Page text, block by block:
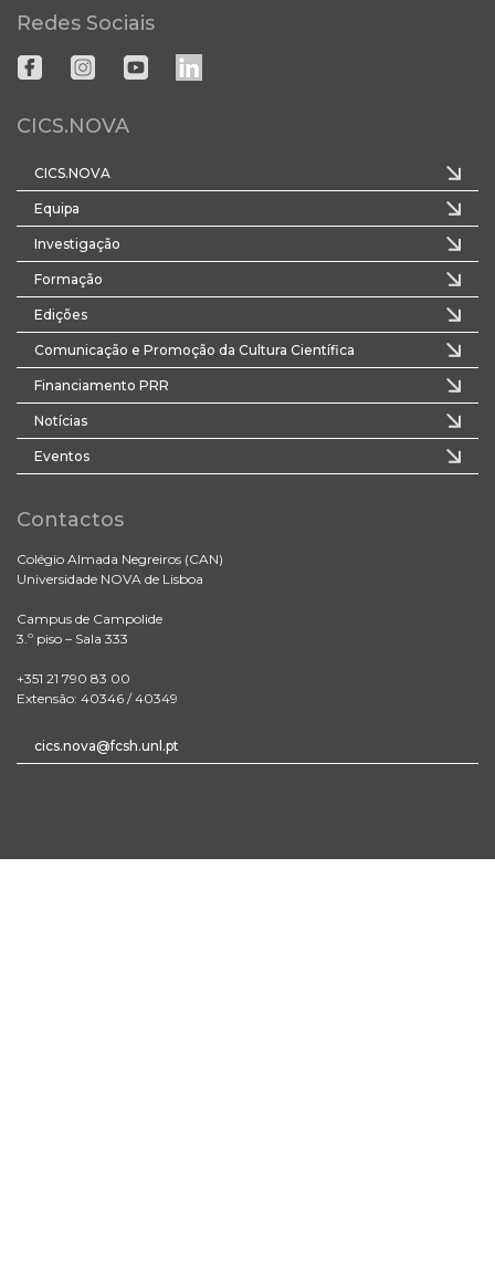
Redes Sociais
CICS.NOVA
CICS.NOVA
Equipa
Investigação
Formação
Edições
Comunicação e Promoção da Cultura Científica
Financiamento PRR
Notícias
Eventos
Contactos
Colégio Almada Negreiros (CAN)
Universidade NOVA de Lisboa
Campus de Campolide
3.º piso – Sala 333
+351 21 790 83 00
Extensão: 40346 / 40349
cics.nova@fcsh.unl.pt